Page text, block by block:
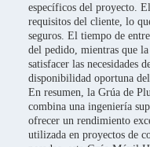
específicos del proyecto.
requisitos del cliente, lo
seguros. El tiempo de
del pedido, mientras que
satisfacer las necesidades
disponibilidad oportuna
En resumen, la Grúa de
combina una ingeniería
ofrecer un rendimiento
utilizada en proyectos de